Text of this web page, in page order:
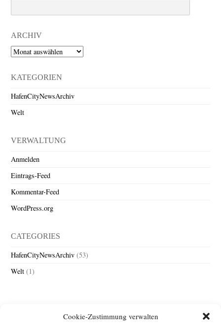
Cookie-Zustimmung verwalten
ARCHIV
Archiv
KATEGORIEN
HafenCityNewsArchiv
Welt
VERWALTUNG
Anmelden
Eintrags-Feed
Kommentar-Feed
WordPress.org
CATEGORIES
HafenCityNewsArchiv (53)
Welt (1)